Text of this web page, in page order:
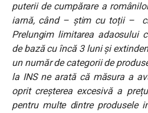
puterii de cumpărare a
iarnă, când – știm cu toții –
Prelungim limitarea adaosului
de bază cu încă 3 luni și
un număr de categorii de
la INS ne arată că măsura a
oprit creșterea excesivă a
pentru multe dintre produsele